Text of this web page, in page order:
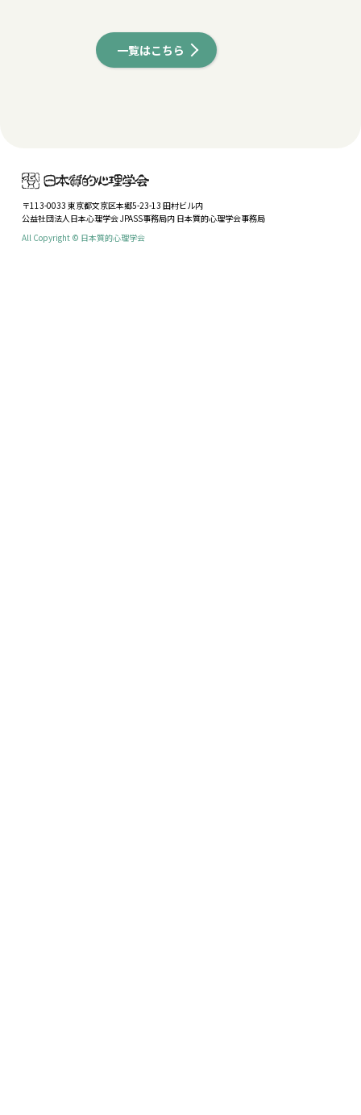
一覧はこちら
〒113-0033 東京都文京区本郷5-23-13 田村ビル内
公益社団法人日本心理学会 JPASS事務局内 日本質的心理学会事務局
All Copyright © 日本質的心理学会